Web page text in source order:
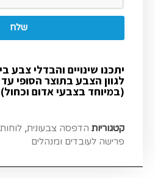
שלח
יתכנו שינויים והבדלי צבע
(במיוחד בצבעי אדום
קטגוריות הדפסה צבעונית,
פרישה לעובדים ומנהלים